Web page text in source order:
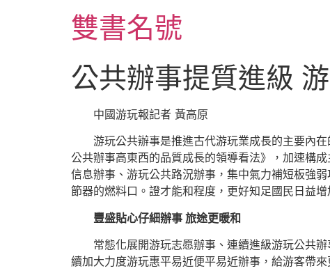
雙書名號
公共辦事提質進級
中國游玩報記者 黃高原
游玩公共辦事是推進古代游玩業成長的主要內
公共辦事高東西的品質成長的領導看法》，加速構
信息辦事、游玩公共路況辦事，集中氣力補短板強
節器的燃料口。證才能和程度，更好知足國民日益增
豐盛貼心仔細辦事 旅途更暖和
常態化展開游玩志愿辦事、連續進級游玩公共
續加大力度游玩惠平易近便平易近辦事，給游客帶來